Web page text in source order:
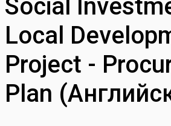
Social
Local
Project -
Plan